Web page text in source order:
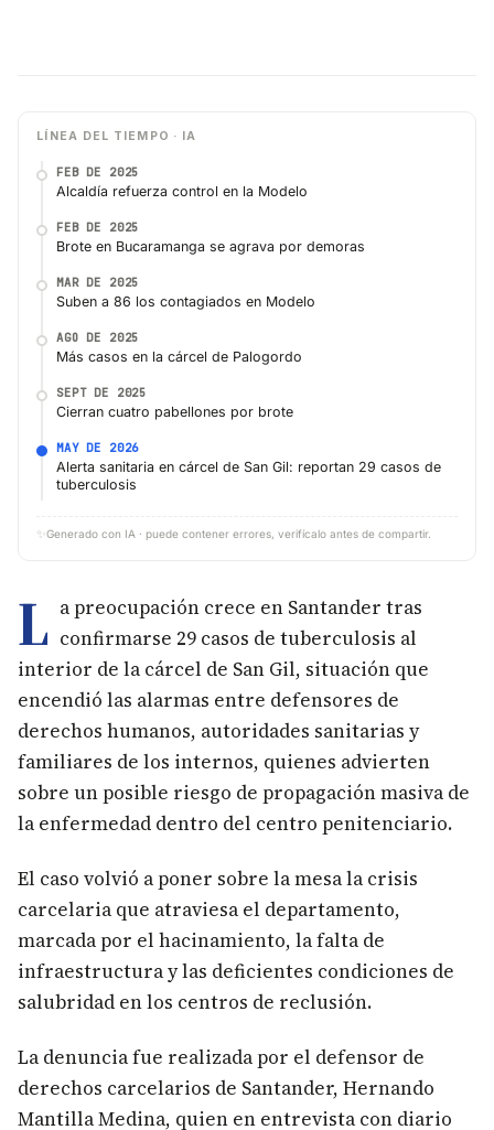
LÍNEA DEL TIEMPO · IA
FEB DE 2025
Alcaldía refuerza control en la Modelo
FEB DE 2025
Brote en Bucaramanga se agrava por demoras
MAR DE 2025
Suben a 86 los contagiados en Modelo
AGO DE 2025
Más casos en la cárcel de Palogordo
SEPT DE 2025
Cierran cuatro pabellones por brote
MAY DE 2026
Alerta sanitaria en cárcel de San Gil: reportan 29 casos de
tuberculosis
✨ Generado con IA · puede contener errores, verifícalo antes de compartir.
L a preocupación crece en Santander tras
confirmarse 29 casos de tuberculosis al
interior de la cárcel de San Gil, situación que
encendió las alarmas entre defensores de
derechos humanos, autoridades sanitarias y
familiares de los internos, quienes advierten
sobre un posible riesgo de propagación masiva de
la enfermedad dentro del centro penitenciario.
El caso volvió a poner sobre la mesa la crisis
carcelaria que atraviesa el departamento,
marcada por el hacinamiento, la falta de
infraestructura y las deficientes condiciones de
salubridad en los centros de reclusión.
La denuncia fue realizada por el defensor de
derechos carcelarios de Santander, Hernando
Mantilla Medina, quien en entrevista con diario